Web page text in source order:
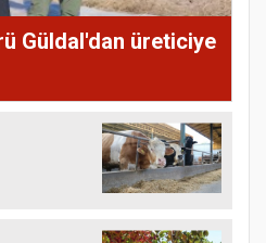
Güldal'dan üreticiye